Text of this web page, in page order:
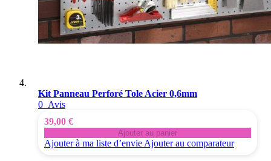
Kit Panneau Perforé Tole Acier 0,6mm
0 Avis
39,00 €
Ajouter au panier
Ajouter à ma liste d’envie Ajouter au comparateur